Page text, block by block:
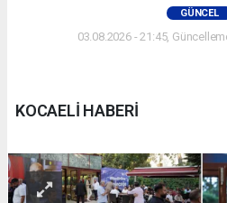
GÜNCEL
03.08.2026 - 21:45,
KOCAELİ HABERİ